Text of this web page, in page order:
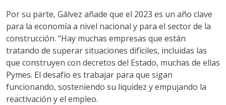
Por su parte, Gálvez añade que el 2023 es un año clave
para la economía a nivel nacional y para el sector de la
construcción. “Hay muchas empresas que están
tratando de superar situaciones difíciles, incluidas las
que construyen con decretos del Estado, muchas de ellas
Pymes. El desafío es trabajar para que sigan
funcionando, sosteniendo su liquidez y empujando la
reactivación y el empleo.